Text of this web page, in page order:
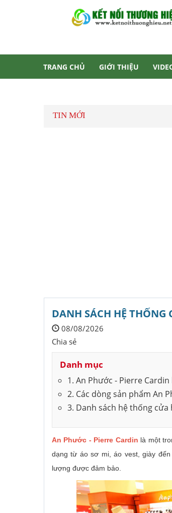
TRANG CHỦ GIỚI THIỆU
TIN MỚI
DANH SÁCH HỆ
08/08/2026
Chia sẻ
Danh mục
1. An Phước - Pierre Cardin
2. Các dòng sản phẩm An
3. Danh sách hệ thống
An Phước - Pierre Cardin là một
dạng từ áo sơ mi, áo vest, giày
lượng được đảm bảo.